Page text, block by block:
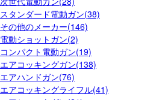
スタンダード電動ガン(38)
その他のメーカー(146)
電動ショットガン(2)
コンパクト電動ガン(19)
エアコッキングガン(138)
エアハンドガン(76)
エアコッキングライフル(41)